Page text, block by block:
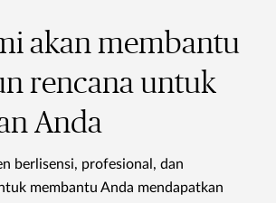
akan membantu
rencana untuk
Anda
berlisensi, profesional, dan
membantu Anda mendapatkan